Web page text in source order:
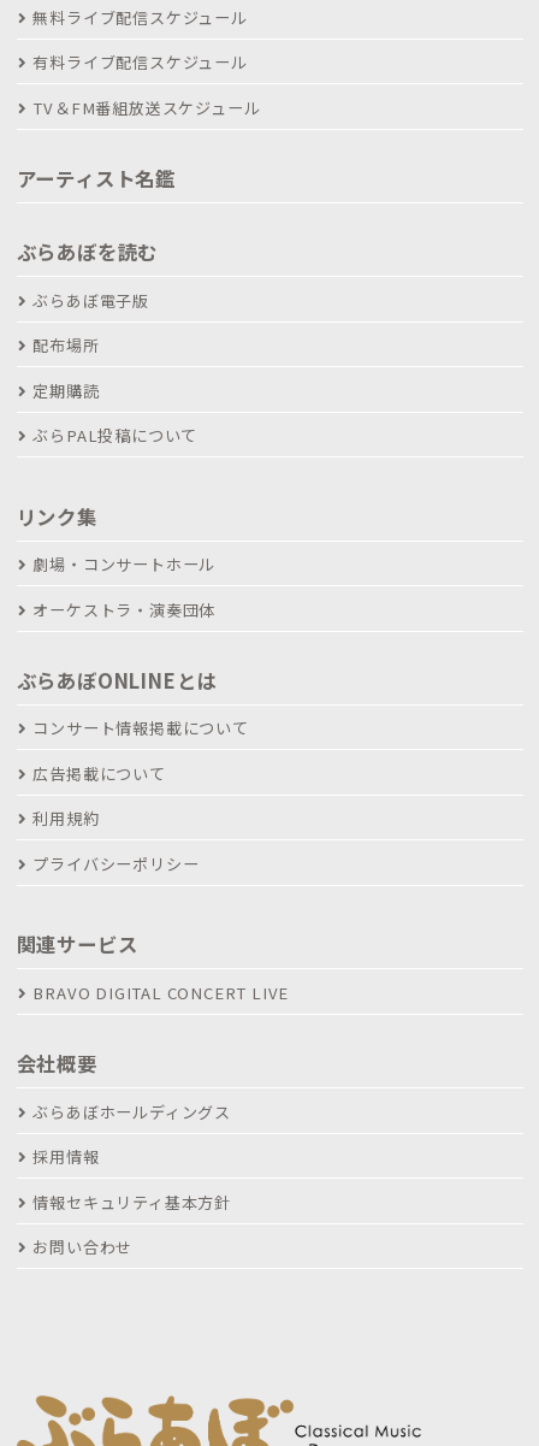
無料ライブ配信スケジュール
有料ライブ配信スケジュール
TV＆FM番組放送スケジュール
アーティスト名鑑
ぶらあぼを読む
ぶらあぼ電子版
配布場所
定期購読
ぶらPAL投稿について
リンク集
劇場・コンサートホール
オーケストラ・演奏団体
ぶらあぼONLINEとは
コンサート情報掲載について
広告掲載について
利用規約
プライバシーポリシー
関連サービス
BRAVO DIGITAL CONCERT LIVE
会社概要
ぶらあぼホールディングス
採用情報
情報セキュリティ基本方針
お問い合わせ